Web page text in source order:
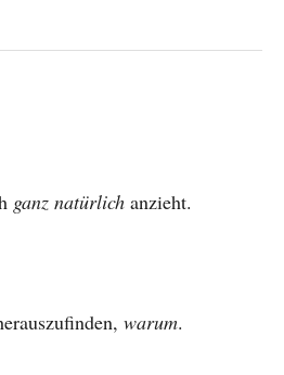
ganz natürlich anzieht.
warum.